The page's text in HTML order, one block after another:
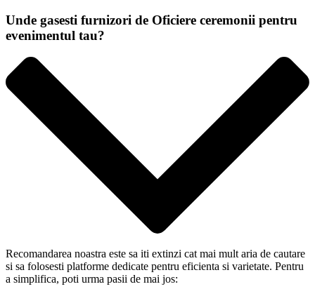
Unde gasesti furnizori de Oficiere ceremonii pentru
evenimentul tau?
Recomandarea noastra este sa iti extinzi cat mai mult aria de cautare
si sa folosesti platforme dedicate pentru eficienta si varietate. Pentru
a simplifica, poti urma pasii de mai jos: